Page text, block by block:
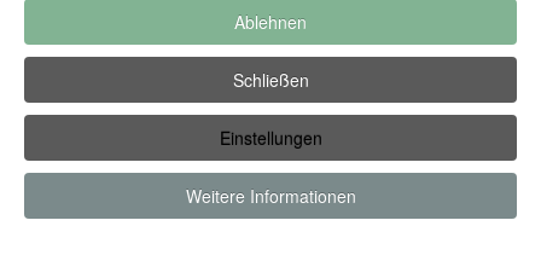
Ablehnen
Schließen
Einstellungen
Weitere Informationen